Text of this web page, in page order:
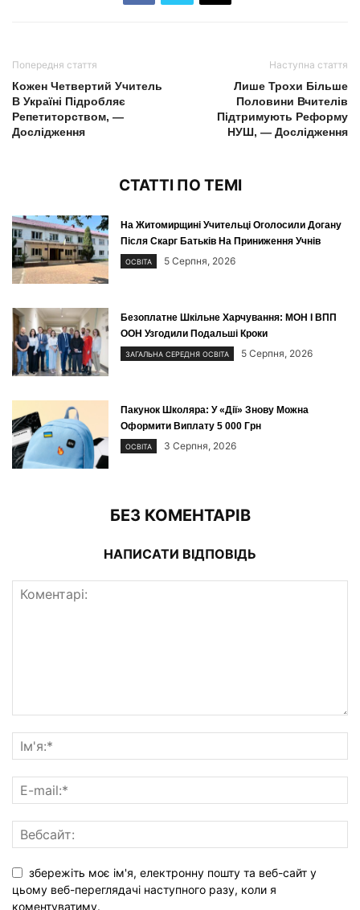
Попередня стаття
Кожен Четвертий Учитель
В Україні Підробляє
Репетиторством, —
Дослідження
Наступна стаття
Лише Трохи Більше
Половини Вчителів
Підтримують Реформу
НУШ, — Дослідження
СТАТТІ ПО ТЕМІ
На Житомирщині Учительці Оголосили Догану
Після Скарг Батьків На Приниження Учнів
ОСВІТА 5 Серпня, 2026
Безоплатне Шкільне Харчування: МОН І ВПП
ООН Узгодили Подальші Кроки
ЗАГАЛЬНА СЕРЕДНЯ ОСВІТА 5 Серпня, 2026
Пакунок Школяра: У «Дії» Знову Можна
Оформити Виплату 5 000 Грн
ОСВІТА 3 Серпня, 2026
БЕЗ КОМЕНТАРІВ
НАПИСАТИ ВІДПОВІДЬ
збережіть моє ім'я, електронну пошту та веб-сайт у
цьому веб-переглядачі наступного разу, коли я
коментуватиму.